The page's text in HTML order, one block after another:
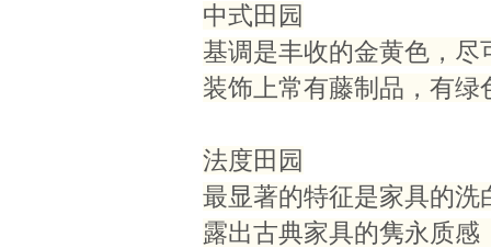
中式田园
基调是丰收的金黄色，
装饰上常有藤制品，有
法度田园
最显著的特征是家具的
露出古典家具的隽永质